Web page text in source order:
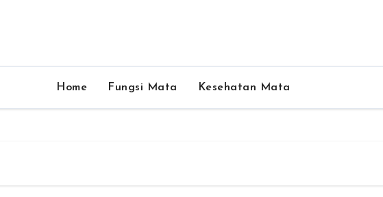
Home Fungsi Mata Kesehatan Mata